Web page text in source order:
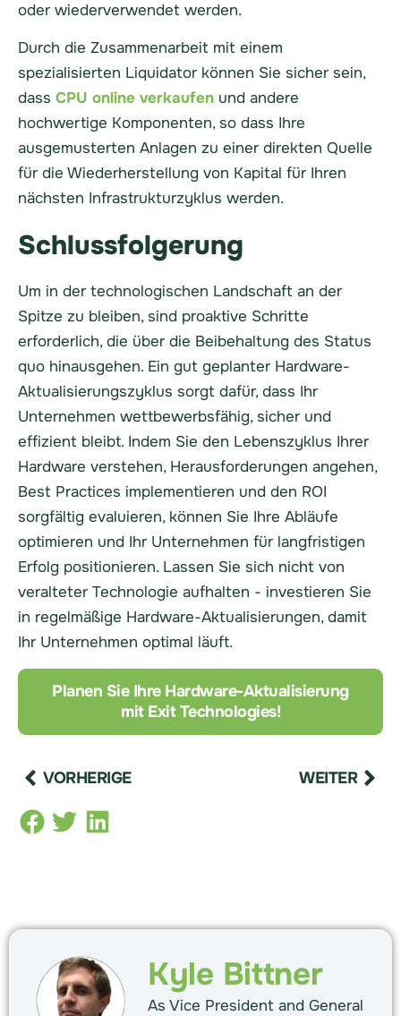
oder wiederverwendet werden.
Durch die Zusammenarbeit mit einem
spezialisierten Liquidator können Sie sicher sein,
dass CPU online verkaufen und andere
hochwertige Komponenten, so dass Ihre
ausgemusterten Anlagen zu einer direkten Quelle
für die Wiederherstellung von Kapital für Ihren
nächsten Infrastrukturzyklus werden.
Schlussfolgerung
Um in der technologischen Landschaft an der
Spitze zu bleiben, sind proaktive Schritte
erforderlich, die über die Beibehaltung des Status
quo hinausgehen. Ein gut geplanter Hardware-
Aktualisierungszyklus sorgt dafür, dass Ihr
Unternehmen wettbewerbsfähig, sicher und
effizient bleibt. Indem Sie den Lebenszyklus Ihrer
Hardware verstehen, Herausforderungen angehen,
Best Practices implementieren und den ROI
sorgfältig evaluieren, können Sie Ihre Abläufe
optimieren und Ihr Unternehmen für langfristigen
Erfolg positionieren. Lassen Sie sich nicht von
veralteter Technologie aufhalten - investieren Sie
in regelmäßige Hardware-Aktualisierungen, damit
Ihr Unternehmen optimal läuft.
Planen Sie Ihre Hardware-Aktualisierung
mit Exit Technologies!
VORHERIGE WEITER
Kyle Bittner
As Vice President and General